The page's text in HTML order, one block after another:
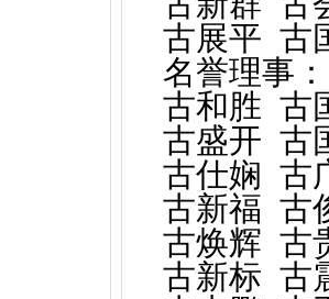
古展平 古
名誉理事：
古和胜 古
古盛开 古
古仕娴 古
古新福 古
古焕辉 古
古新标 古